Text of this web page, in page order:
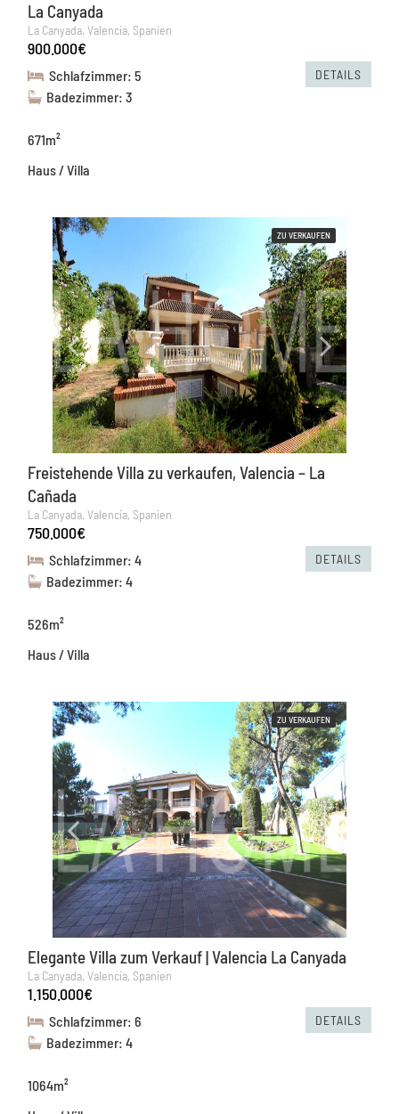
La Canyada
La Canyada, Valencia, Spanien
900.000€
Schlafzimmer: 5
Badezimmer: 3
671m²
Haus / Villa
DETAILS
ZU VERKAUFEN
Freistehende Villa zu verkaufen, Valencia – La
Cañada
La Canyada, Valencia, Spanien
750.000€
Schlafzimmer: 4
Badezimmer: 4
526m²
Haus / Villa
DETAILS
ZU VERKAUFEN
Elegante Villa zum Verkauf | Valencia La Canyada
La Canyada, Valencia, Spanien
1.150.000€
Schlafzimmer: 6
Badezimmer: 4
1064m²
DETAILS